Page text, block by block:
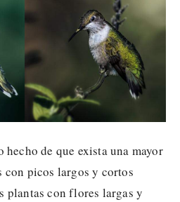
hecho de que exista una mayor
picos largos y cortos
plantas con flores largas y